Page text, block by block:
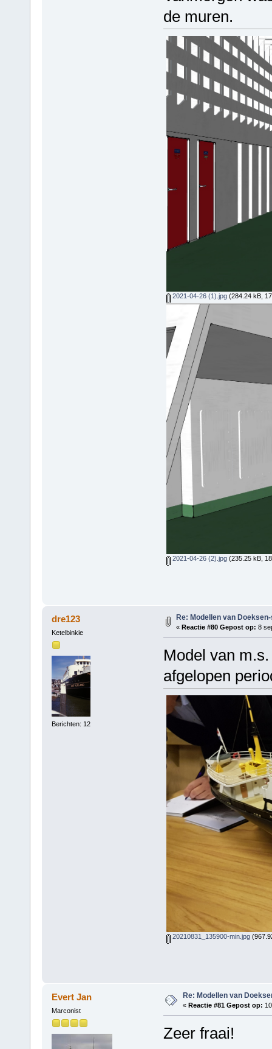
de muren.
2021-04-26 (1).jpg(284.24 kB,
2021-04-26 (2).jpg(235.25 kB,
dre123
Ketelbinkie
Berichten: 12
Re: Modellen van
« Reactie #80 Gepost op: 8
Model van
afgelopen
20210831_135900-min.jpg
Evert Jan
Marconist
Re: Modellen van
« Reactie #81 Gepost op:
Zeer fraai!